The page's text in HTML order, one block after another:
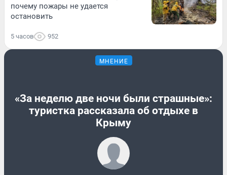
почему пожары не удается
остановить
5 часов 952
МНЕНИЕ
«За неделю две ночи были страшные»:
туристка рассказала об отдыхе в
Крыму